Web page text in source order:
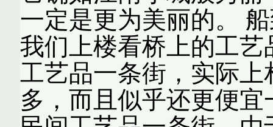
一定是更为美丽的。
我们上楼看桥上的工
工艺品一条街，实际
多，而且似乎还更便